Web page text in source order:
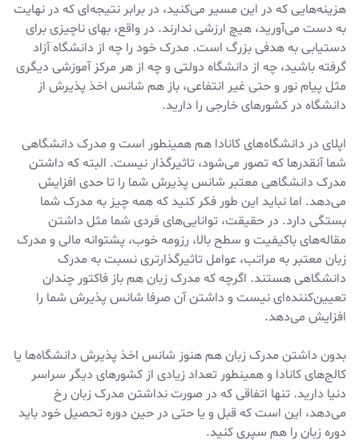
هزینه‌هایی که در این مسیر می‌کنید، در برابر نتیجه‌ای که در نهایت
به دست می‌آورید، هیچ ارزشی ندارند. در واقع، بهای ناچیزی برای
دستیابی به هدفی بزرگ است. مدرک خود را چه از دانشگاه آزاد
گرفته باشید، چه از دانشگاه دولتی و چه از هر مرکز آموزشی دیگری
مثل پیام نور و حتی غیر انتفاعی، باز هم شانس اخذ پذیرش از
دانشگاه در کشورهای خارجی را دارید.
اپلای در دانشگاه‌های کانادا هم همینطور است و مدرک دانشگاهی
شما آنقدرها که تصور می‌شود، تاثیرگذار نیست. البته که داشتن
مدرک دانشگاهی معتبر شانس پذیرش شما را تا حدی افزایش
می‌دهد. اما نباید این طور فکر کنید که همه چیز به مدرک شما
بستگی دارد. در حقیقت، توانایی‌های فردی شما مثل داشتن
مقاله‌های باکیفیت و سطح بالا، رزومه خوب، پشتوانه مالی و مدرک
زبان معتبر به مراتب، عوامل تاثیرگذارتری نسبت به مدرک
دانشگاهی هستند. اگرچه که مدرک زبان هم باز فاکتور چندان
تعیین‌کننده‌ای نیست و داشتن آن صرفا شانس پذیرش شما را
افزایش می‌دهد.
بدون داشتن مدرک زبان هم هنوز شانس اخذ پذیرش دانشگاه‌ها یا
کالج‌های کانادا و همینطور تعداد زیادی از کشورهای دیگر سراسر
دنیا دارید. تنها اتفاقی که در صورت نداشتن مدرک زبان رخ
می‌دهد، این است که قبل و یا حتی در حین دوره تحصیل خود باید
دوره زبان را هم سپری کنید.